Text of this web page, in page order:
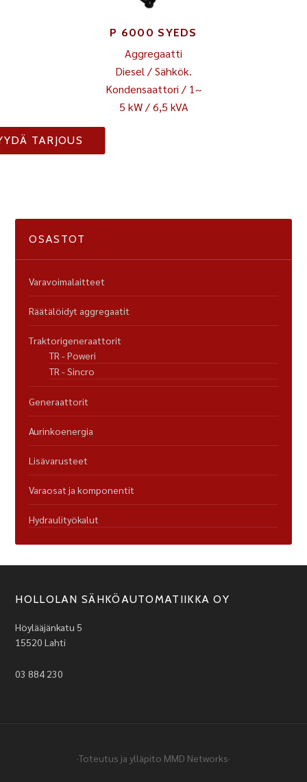
P 6000 SYEDS
Aggregaatti
Diesel / Sähkök.
Kondensaattori / 1~
5 kW / 6,5 kVA
TARJOUS
OSASTOT
Varavoimalaitteet
Räätälöidyt aggregaatit
Traktorigeneraattorit
TR - Poweri
TR - Sincro
Generaattorit
Aurinkoenergia
Lisävarusteet
Varaosat ja komponentit
Hydraulityökalut
HOLLOLAN SÄHKÖAUTOMATIIKKA OY
Höylääjänkatu 5
15520 Lahti
03 884 230
·Toteutus ja ylläpito MMD Networks·